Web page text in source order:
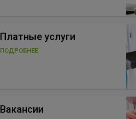
Платные услуги
ПОДРОБНЕЕ
Вакансии